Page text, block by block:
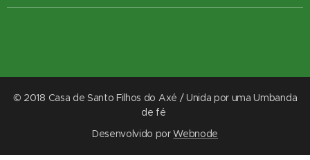
© 2018 Casa de Santo Filhos do Axé / Unida por uma Umbanda
de fé
Desenvolvido porWebnode